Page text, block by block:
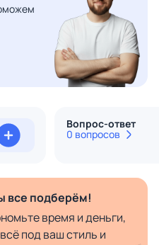
Вопрос-ответ
0 вопросов
все подберём!
время и деньги,
под ваш стиль и